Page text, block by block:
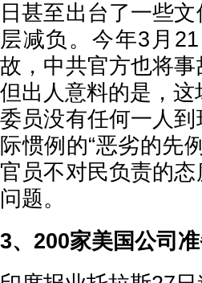
日甚至出台了一些
层减负。今年3月
故，中共官方也将
但出人意料的是，
委员没有任何一人
际惯例的“恶劣的先
官员不对民负责的
问题。
3、200家美国公司